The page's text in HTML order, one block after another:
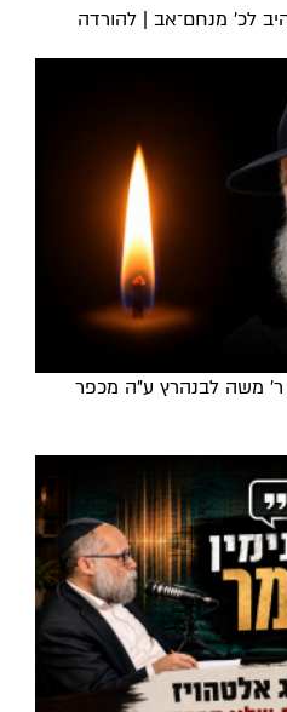
לכ’ מנחם־אב | להורדה
משה לבנהרץ ע"ה מכפר